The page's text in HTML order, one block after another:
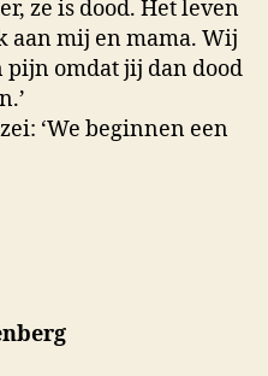
ze is dood. Het leven
aan mij en mama. Wij
omdat jij dan dood
‘We beginnen een